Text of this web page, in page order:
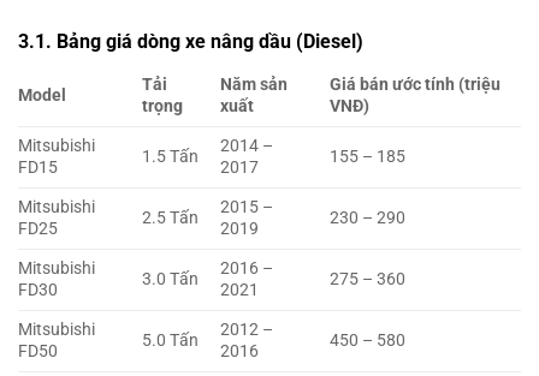
3.1. Bảng giá dòng xe nâng dầu (Diesel)
Model
Tải
trọng
Năm sản
xuất
Giá bán ước tính (triệu
VNĐ)
Mitsubishi
FD15
1.5 Tấn
2014 –
2017
155 – 185
Mitsubishi
FD25
2.5 Tấn
2015 –
2019
230 – 290
Mitsubishi
FD30
3.0 Tấn
2016 –
2021
275 – 360
Mitsubishi
FD50
5.0 Tấn
2012 –
2016
450 – 580